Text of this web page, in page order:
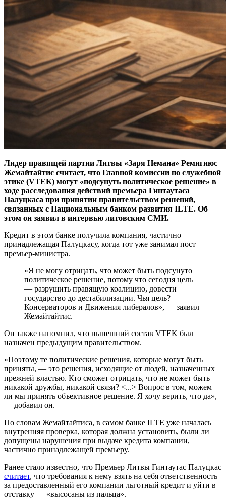
Лидер правящей партии Литвы «Заря Немана» Ремигиюс
Жемайтайтис считает, что Главной комиссии по служебной
этике (VTEK) могут «подсунуть политическое решение» в
ходе расследования действий премьера Гинтаутаса
Палуцкаса при принятии правительством решений,
связанных с Национальным банком развития ILTE. Об
этом он заявил в интервью литовским СМИ.
Кредит в этом банке получила компания, частично
принадлежащая Палуцкасу, когда тот уже занимал пост
премьер-министра.
«Я не могу отрицать, что может быть подсунуто
политическое решение, потому что сегодня цель
— разрушить правящую коалицию, довести
государство до дестабилизации. Чья цель?
Консерваторов и Движения либералов», — заявил
Жемайтайтис.
Он также напомнил, что нынешний состав VTEK был
назначен предыдущим правительством.
«Поэтому те политические решения, которые могут быть
приняты, — это решения, исходящие от людей, назначенных
прежней властью. Кто сможет отрицать, что не может быть
никакой дружбы, никакой связи? <...> Вопрос в том, можем
ли мы принять объективное решение. Я хочу верить, что да»,
— добавил он.
По словам Жемайтайтиса, в самом банке ILTE уже началась
внутренняя проверка, которая должна установить, были ли
допущены нарушения при выдаче кредита компании,
частично принадлежащей премьеру.
Ранее стало известно, что Премьер Литвы Гинтаутас Палуцкас
считает, что требования к нему взять на себя ответственность
за предоставленный его компании льготный кредит и уйти в
отставку — «высосаны из пальца».